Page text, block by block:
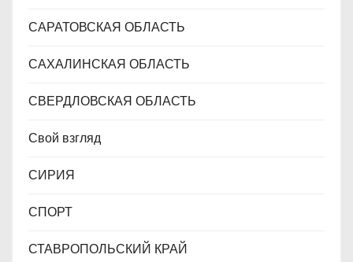
САРАТОВСКАЯ ОБЛАСТЬ
САХАЛИНСКАЯ ОБЛАСТЬ
СВЕРДЛОВСКАЯ ОБЛАСТЬ
Свой взгляд
СИРИЯ
СПОРТ
СТАВРОПОЛЬСКИЙ КРАЙ